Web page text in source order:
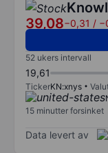
39,08−0,31 /
52 ukers intervall
19,61
TickerKN:xnys
15 minutter forsinket
Data levert av